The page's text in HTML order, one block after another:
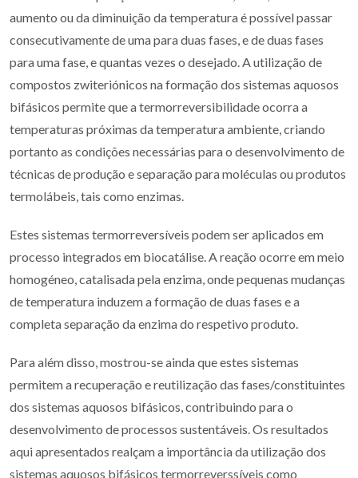
aumento ou da diminuição da temperatura é possível passar
consecutivamente de uma para duas fases, e de duas fases
para uma fase, e quantas vezes o desejado. A utilização de
compostos zwiteriónicos na formação dos sistemas aquosos
bifásicos permite que a termorreversibilidade ocorra a
temperaturas próximas da temperatura ambiente, criando
portanto as condições necessárias para o desenvolvimento de
técnicas de produção e separação para moléculas ou produtos
termolábeis, tais como enzimas.
Estes sistemas termorreversíveis podem ser aplicados em
processo integrados em biocatálise. A reação ocorre em meio
homogéneo, catalisada pela enzima, onde pequenas mudanças
de temperatura induzem a formação de duas fases e a
completa separação da enzima do respetivo produto.
Para além disso, mostrou-se ainda que estes sistemas
permitem a recuperação e reutilização das fases/constituintes
dos sistemas aquosos bifásicos, contribuindo para o
desenvolvimento de processos sustentáveis. Os resultados
aqui apresentados realçam a importância da utilização dos
sistemas aquosos bifásicos termorreverssíveis como